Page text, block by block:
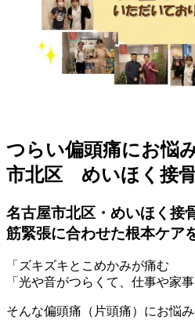
つらい偏頭痛にお悩
市北区 めいほく接
名古屋市北区・めいほく接
筋緊張に合わせた根本ケア
「ズキズキとこめかみが痛む
「光や音がつらくて、仕事や家
そんな偏頭痛（片頭痛）にお悩